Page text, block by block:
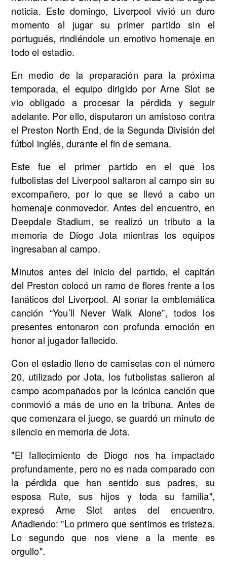
noticia. Este domingo, Liverpool vivió un duro
momento al jugar su primer partido sin el
portugués, rindiéndole un emotivo homenaje en
todo el estadio.
En medio de la preparación para la próxima
temporada, el equipo dirigido por Arne Slot se
vio obligado a procesar la pérdida y seguir
adelante. Por ello, disputaron un amistoso contra
el Preston North End, de la Segunda División del
fútbol inglés, durante el fin de semana.
Este fue el primer partido en el que los
futbolistas del Liverpool saltaron al campo sin su
excompañero, por lo que se llevó a cabo un
homenaje conmovedor. Antes del encuentro, en
Deepdale Stadium, se realizó un tributo a la
memoria de Diogo Jota mientras los equipos
ingresaban al campo.
Minutos antes del inicio del partido, el capitán
del Preston colocó un ramo de flores frente a los
fanáticos del Liverpool. Al sonar la emblemática
canción “You’ll Never Walk Alone”, todos los
presentes entonaron con profunda emoción en
honor al jugador fallecido.
Con el estadio lleno de camisetas con el número
20, utilizado por Jota, los futbolistas salieron al
campo acompañados por la icónica canción que
conmovió a más de uno en la tribuna. Antes de
que comenzara el juego, se guardó un minuto de
silencio en memoria de Jota.
"El fallecimiento de Diogo nos ha impactado
profundamente, pero no es nada comparado con
la pérdida que han sentido sus padres, su
esposa Rute, sus hijos y toda su familia",
expresó Arne Slot antes del encuentro.
Añadiendo: "Lo primero que sentimos es tristeza.
Lo segundo que nos viene a la mente es
orgullo".